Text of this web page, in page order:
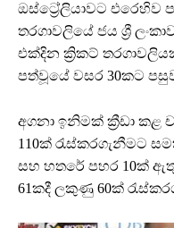
ඔස්ට්‍රේලියාවට එරෙහිව
තරගාවලියේ ජය ශ්‍රී
එක්දින ක්‍රිකට්
පත්වූයේ වසර 30කට
අගනා ඉනිමක් ක්‍රීඩා කළ
110ක් රැස්කරගැනීමට
සහ හතරේ පහර 10ක්
61කදී ලකුණු 60ක්